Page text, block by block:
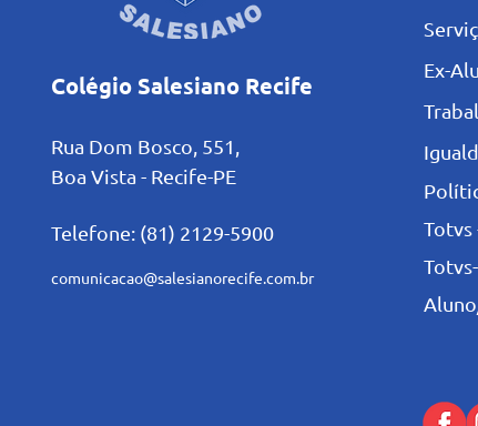
Colégio Salesiano Recife
Rua Dom Bosco, 551,
Boa Vista - Recife-PE
Telefone: (81) 2129-5900
comunicacao@salesianorecife.com.br
Ex-